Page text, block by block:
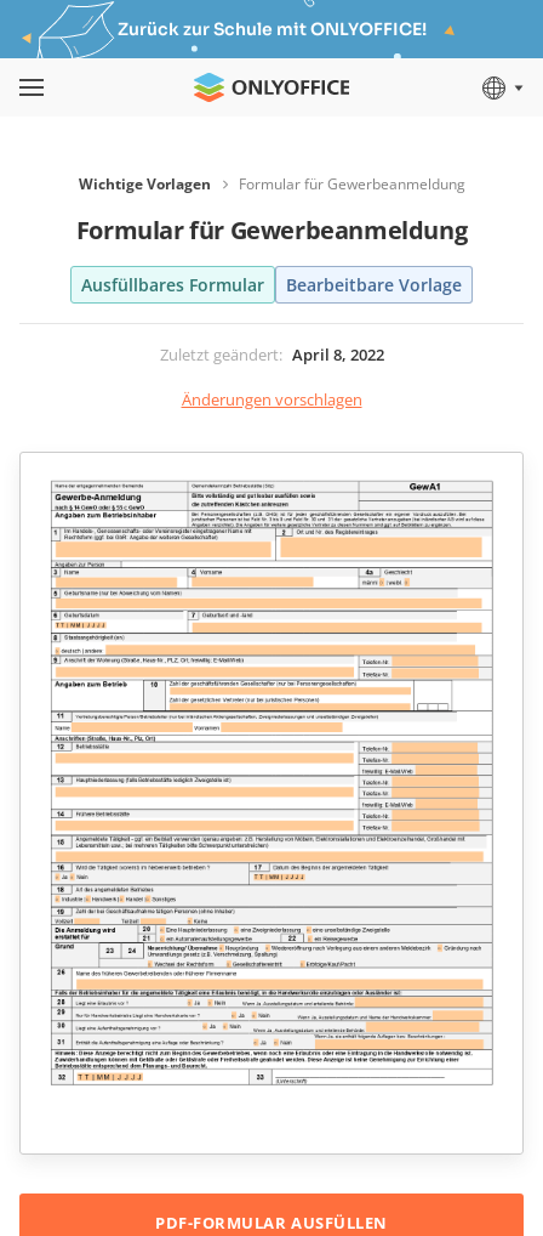
Zurück zur Schule mit ONLYOFFICE!
Wichtige Vorlagen Formular für Gewerbeanmeldung
Formular für Gewerbeanmeldung
Ausfüllbares Formular Bearbeitbare Vorlage
Zuletzt geändert: April 8, 2022
Änderungen vorschlagen
PDF-FORMULAR AUSFÜLLEN